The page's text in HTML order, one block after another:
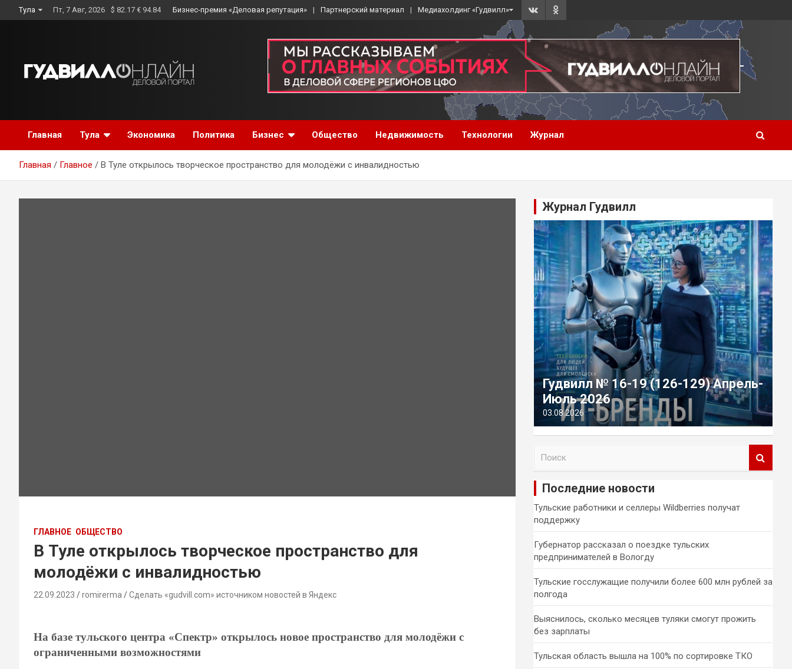
to
Тула Пт, 7 Авг, 2026 $ 82.17 € 94.84 Бизнес-премия «Деловая репутация» Партнерский материал Медиахолдинг «Гудвилл»
Главная Тула Экономика Политика Бизнес Общество Недвижимость Технологии Журнал
Главная Главное В Туле открылось творческое пространство для молодёжи с инвалидностью
ГЛАВНОЕ ОБЩЕСТВО
В Туле открылось творческое пространство для
молодёжи с инвалидностью
22.09.2023 romirerma Сделать «gudvill.com» источником новостей в Яндекс
На базе тульского центра «Спектр» открылось новое пространство для молодёжи с
ограниченными возможностями
Журнал Гудвилл
Гудвилл № 16-19 (126-129) Апрель-
Июль 2026
03.08.2026
и
Последние новости
Тульские работники и селлеры Wildberries получат
поддержку
Губернатор рассказал о поездке тульских
предпринимателей в Вологду
Тульские госслужащие получили более 600 млн рублей за
полгода
Выяснилось, сколько месяцев туляки смогут прожить
без зарплаты
Тульская область вышла на 100% по сортировке ТКО